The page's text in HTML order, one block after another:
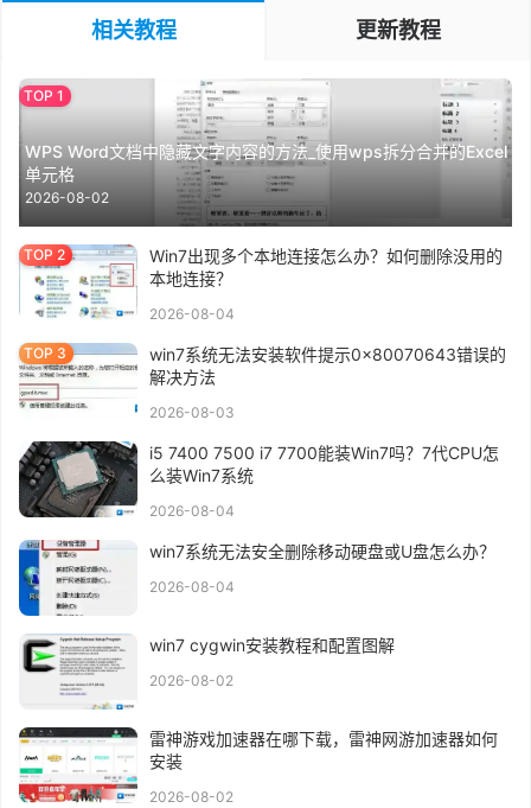
相关教程 更新教程
WPS Word文档中隐藏文字内容的方法_使用wps拆分合并的Excel
单元格
2026-08-02
Win7出现多个本地连接怎么办？如何删除没用的
本地连接？
2026-08-04
win7系统无法安装软件提示0x80070643错误的
解决方法
2026-08-03
i5 7400 7500 i7 7700能装Win7吗？7代CPU怎
么装Win7系统
2026-08-04
win7系统无法安全删除移动硬盘或U盘怎么办？
2026-08-04
win7 cygwin安装教程和配置图解
2026-08-02
雷神游戏加速器在哪下载，雷神网游加速器如何
安装
2026-08-02